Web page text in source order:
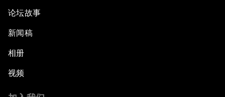
论坛故事
新闻稿
相册
视频